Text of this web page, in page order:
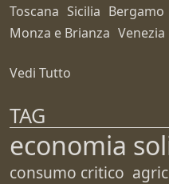
Toscana Sicilia Bergamo
Monza e Brianza Venezia
Vedi Tutto
TAG
economia
consumo critico